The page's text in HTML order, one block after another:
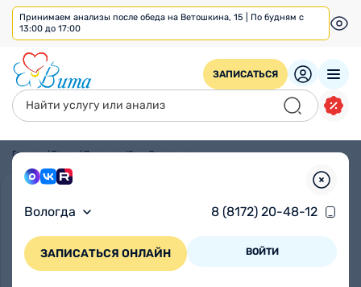
Принимаем анализы после обеда на Ветошкина, 15 | По будням с
13:00 до 17:00
ЗАПИСАТЬСЯ
Вологда 8 (8172) 20-48-12
ЗАПИСАТЬСЯ ОНЛАЙН ВОЙТИ
Главная/Врачи/Паромова Юлия Васильевна